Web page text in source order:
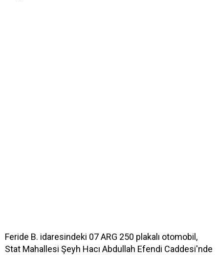
Feride B. idaresindeki 07 ARG 250 plakalı otomobil,
Stat Mahallesi Şeyh Hacı Abdullah Efendi Caddesi'nde